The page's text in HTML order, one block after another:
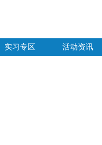
实习专区 活动资讯